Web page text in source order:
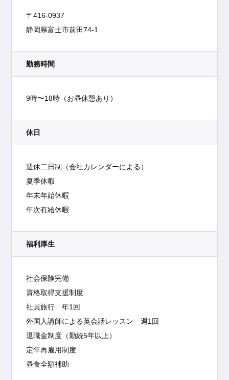
〒416-0937
静岡県富士市前田74-1
勤務時間
9時〜18時（お昼休憩あり）
休日
週休二日制（会社カレンダーによる）
夏季休暇
年末年始休暇
年次有給休暇
福利厚生
社会保険完備
資格取得支援制度
社員旅行 年1回
外国人講師による英会話レッスン 週1回
退職金制度（勤続5年以上）
定年再雇用制度
昼食全額補助